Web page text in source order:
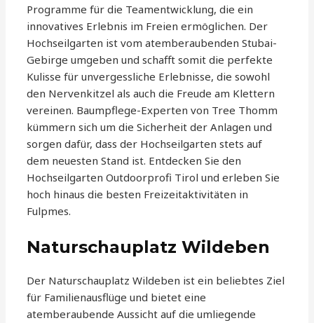
Programme für die Teamentwicklung, die ein
innovatives Erlebnis im Freien ermöglichen. Der
Hochseilgarten ist vom atemberaubenden Stubai-
Gebirge umgeben und schafft somit die perfekte
Kulisse für unvergessliche Erlebnisse, die sowohl
den Nervenkitzel als auch die Freude am Klettern
vereinen. Baumpflege-Experten von Tree Thomm
kümmern sich um die Sicherheit der Anlagen und
sorgen dafür, dass der Hochseilgarten stets auf
dem neuesten Stand ist. Entdecken Sie den
Hochseilgarten Outdoorprofi Tirol und erleben Sie
hoch hinaus die besten Freizeitaktivitäten in
Fulpmes.
Naturschauplatz Wildeben
Der Naturschauplatz Wildeben ist ein beliebtes Ziel
für Familienausflüge und bietet eine
atemberaubende Aussicht auf die umliegende